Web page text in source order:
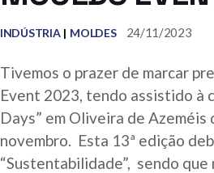
INDÚSTRIA MOLDES 24/11/2023
Tivemos o prazer de marcar
Event 2023, tendo assistido à
Days” em Oliveira de Azeméis
novembro. Esta 13ª edição
“Sustentabilidade”, sendo